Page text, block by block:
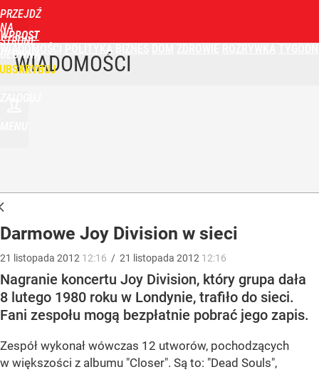
PRZEJDŹ
NA
STRONĘ
GŁÓWNĄ
WPROST
POLITYKA
WIADOMOŚCI
Darmowe Joy Division w sieci
21 listopada 2012 12:16 / 21 listopada 2012 12:16
Nagranie koncertu Joy Division, który grupa dała
8 lutego 1980 roku w Londynie, trafiło do sieci.
Fani zespołu mogą bezpłatnie pobrać jego zapis.
Zespół wykonał wówczas 12 utworów, pochodzących
w większości z albumu "Closer". Są to: "Dead Souls",